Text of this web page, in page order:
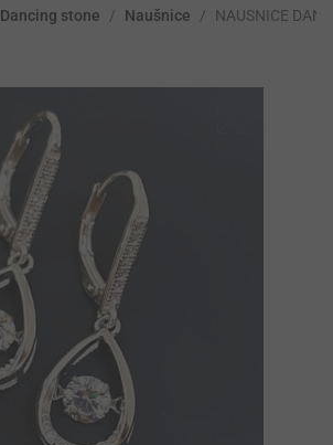
Dancing stone / Naušnice / NAUSNICE